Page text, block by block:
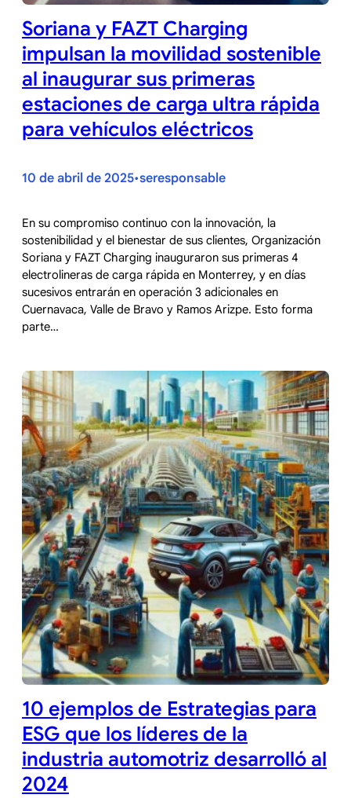
Soriana y FAZT Charging
impulsan la movilidad sostenible
al inaugurar sus primeras
estaciones de carga ultra rápida
para vehículos eléctricos
10 de abril de 2025•seresponsable
En su compromiso continuo con la innovación, la
sostenibilidad y el bienestar de sus clientes, Organización
Soriana y FAZT Charging inauguraron sus primeras 4
electrolineras de carga rápida en Monterrey, y en días
sucesivos entrarán en operación 3 adicionales en
Cuernavaca, Valle de Bravo y Ramos Arizpe. Esto forma
parte…
10 ejemplos de Estrategias para
ESG que los líderes de la
industria automotriz desarrolló al
2024